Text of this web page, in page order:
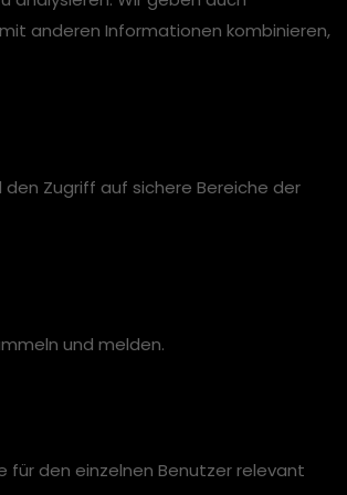
anderen Informationen kombinieren,
Zugriff auf sichere Bereiche der
und melden.
für den einzelnen Benutzer relevant